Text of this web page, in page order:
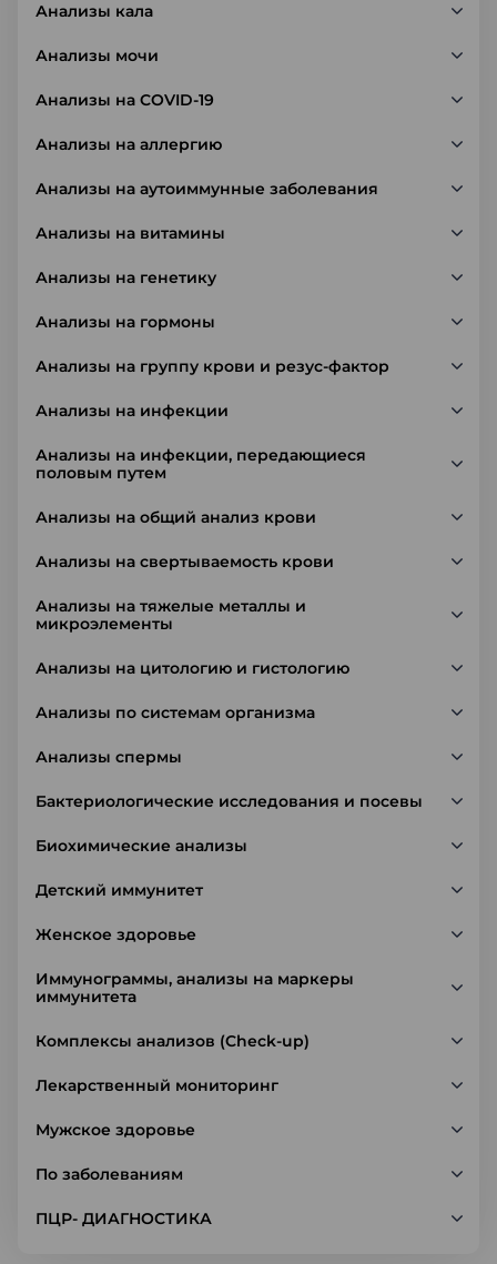
Анализы кала
Анализы мочи
Анализы на COVID-19
Анализы на аллергию
Анализы на аутоиммунные заболевания
Анализы на витамины
Анализы на генетику
Анализы на гормоны
Анализы на группу крови и резус-фактор
Анализы на инфекции
Анализы на инфекции, передающиеся
половым путем
Анализы на общий анализ крови
Анализы на свертываемость крови
Анализы на тяжелые металлы и
микроэлементы
Анализы на цитологию и гистологию
Анализы по системам организма
Анализы спермы
Бактериологические исследования и посевы
Биохимические анализы
Детский иммунитет
Женское здоровье
Иммунограммы, анализы на маркеры
иммунитета
Комплексы анализов (Check-up)
Лекарственный мониторинг
Мужское здоровье
По заболеваниям
ПЦР- ДИАГНОСТИКА